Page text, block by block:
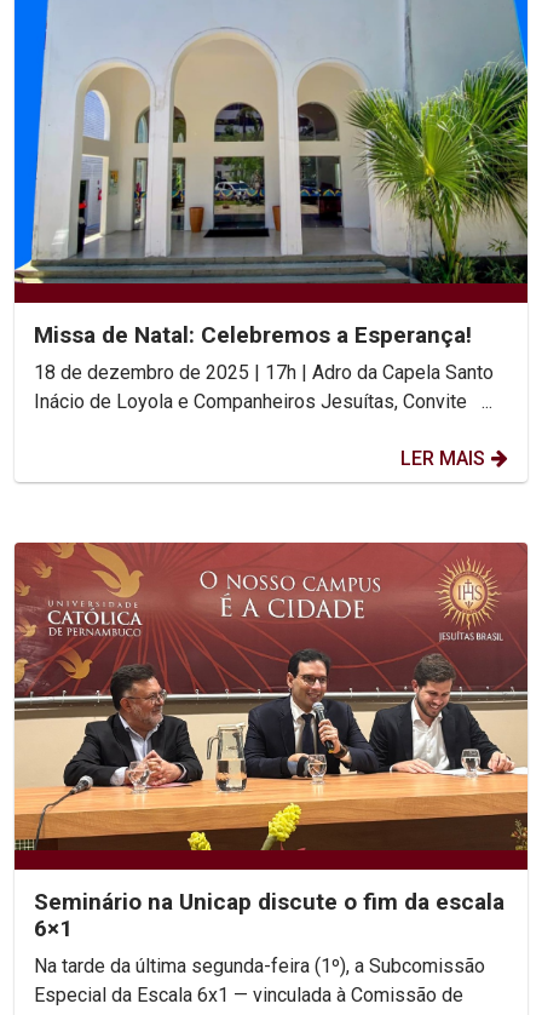
Missa de Natal: Celebremos a Esperança!
18 de dezembro de 2025 | 17h | Adro da Capela Santo
Inácio de Loyola e Companheiros Jesuítas, Convite ...
LER MAIS
Seminário na Unicap discute o fim da escala
6×1
Na tarde da última segunda-feira (1º), a Subcomissão
Especial da Escala 6x1 — vinculada à Comissão de